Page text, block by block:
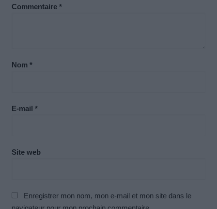
Commentaire *
Nom *
E-mail *
Site web
Enregistrer mon nom, mon e-mail et mon site dans le